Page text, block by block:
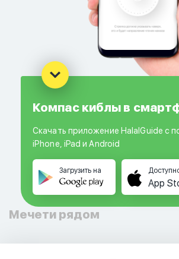
Компас киблы в
Скачать приложение HalalGuide с
iPhone, iPad и Android
Загрузить на
App
Мечети рядом